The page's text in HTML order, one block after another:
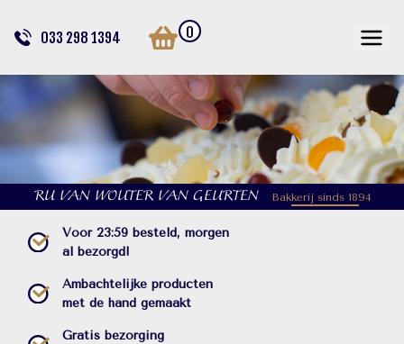
033 298 1394 0
RU VAN WOUTER VAN GEURTEN Bakkerij sinds 1894
Voor 23:59 besteld, morgen
al bezorgd!
Ambachtelijke producten
met de hand gemaakt
Gratis bezorging